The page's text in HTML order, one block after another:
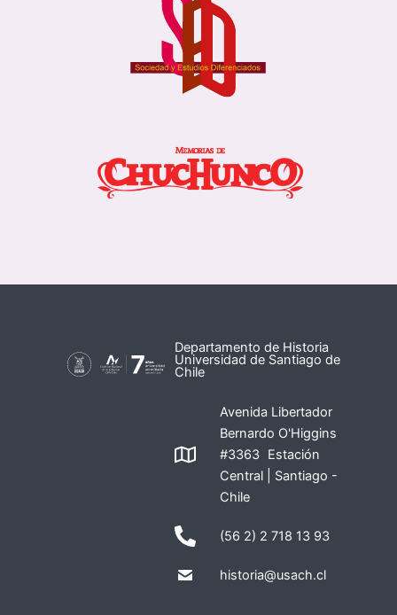
Departamento de Historia
Universidad de Santiago de
Chile
Avenida Libertador
Bernardo O'Higgins
#3363 Estación
Central | Santiago -
Chile
(56 2) 2 718 13 93
historia@usach.cl